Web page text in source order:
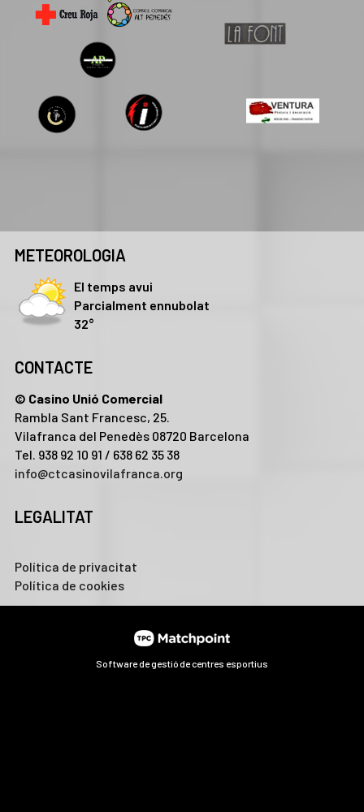
METEOROLOGIA
El temps avui
Parcialment ennubolat
32°
CONTACTE
© Casino Unió Comercial
Rambla Sant Francesc, 25.
Vilafranca del Penedès 08720 Barcelona
Tel. 938 92 10 91 / 638 62 35 38
info@ctcasinovilafranca.org
LEGALITAT
Política de privacitat
Política de cookies
Software de gestió de centres esportius